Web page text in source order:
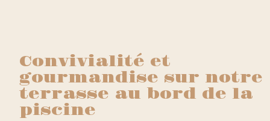
Convivialité et
gourmandise sur notre
terrasse au bord de la
piscine